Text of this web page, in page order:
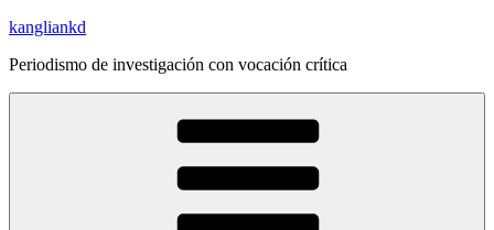
Saltar
contenido
kangliankd
Periodismo de investigación con vocación crítica